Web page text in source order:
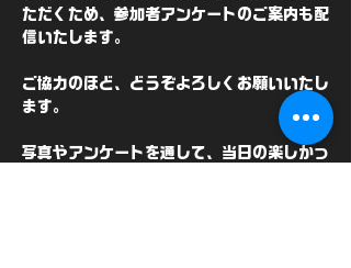
ただくため、参加者アンケートのご案内も配
信いたします。
ご協力のほど、どうぞよろしくお願いいたし
ます。
写真やアンケートを通して、当日の楽しかっ